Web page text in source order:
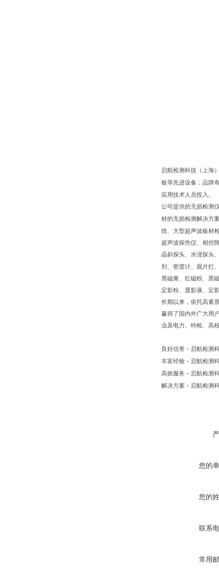
启航检测科技（上海
板等先进设备，品牌
应用技术人员投入。
公司提供的无损检测
材的无损检测解决方
统、大型超声波板材
超声波探伤仪、相控
晶斜探头、水浸探头
剂、密度计、观片灯
黑磁膏、红磁粉、黑
定影粉、显影液、定
长期以来，依托高素
赢得了国内外广大用
业及电力、特检、高
良好信誉 – 启航检测
丰富经验 – 启航检测
高效服务 – 启航检测
解决方案 – 启航检测
您的
您的
联系
常用